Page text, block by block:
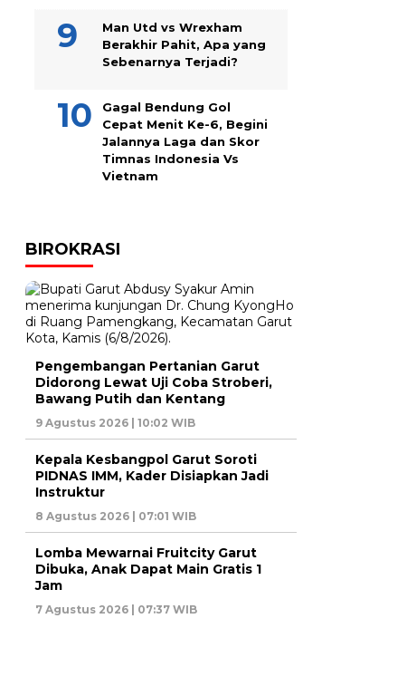
Man Utd vs Wrexham
Berakhir Pahit, Apa yang
Sebenarnya Terjadi?
Gagal Bendung Gol
Cepat Menit Ke-6, Begini
Jalannya Laga dan Skor
Timnas Indonesia Vs
Vietnam
BIROKRASI
Pengembangan Pertanian Garut
Didorong Lewat Uji Coba Stroberi,
Bawang Putih dan Kentang
9 Agustus 2026 | 10:02 WIB
Kepala Kesbangpol Garut Soroti
PIDNAS IMM, Kader Disiapkan Jadi
Instruktur
8 Agustus 2026 | 07:01 WIB
Lomba Mewarnai Fruitcity Garut
Dibuka, Anak Dapat Main Gratis 1
Jam
7 Agustus 2026 | 07:37 WIB